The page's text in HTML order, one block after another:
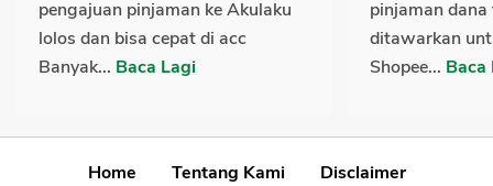
pengajuan pinjaman ke Akulaku
lolos dan bisa cepat di acc
Banyak... Baca Lagi
pinjaman
ditawarkan
Shopee... Baca
Home Tentang Kami
Disclaimer